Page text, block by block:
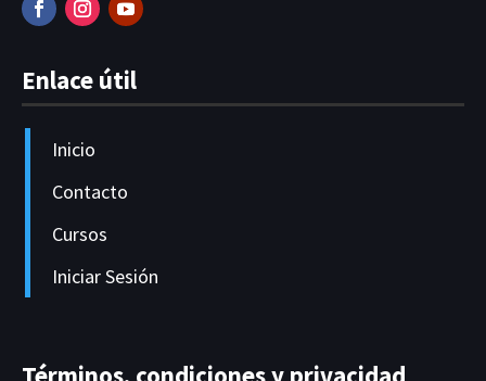
Enlace útil
Inicio
Contacto
Cursos
Iniciar Sesión